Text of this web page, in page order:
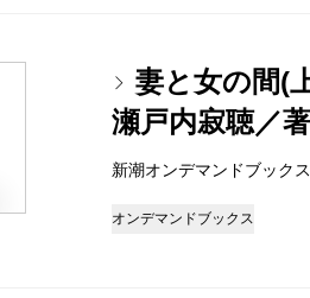
妻と女の間(
瀬戸内寂聴／著
新潮オンデマンドブッ
オンデマンドブックス